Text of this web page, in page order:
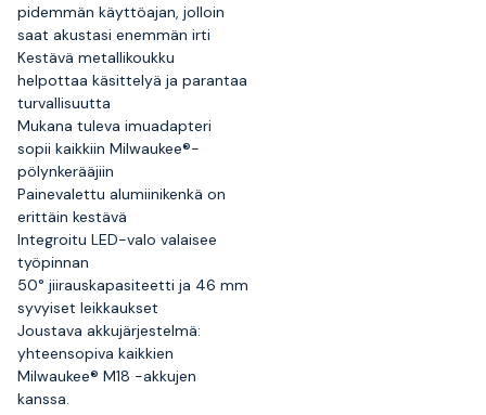
pidemmän käyttöajan, jolloin
saat akustasi enemmän irti
Kestävä metallikoukku
helpottaa käsittelyä ja parantaa
turvallisuutta
Mukana tuleva imuadapteri
sopii kaikkiin Milwaukee®-
pölynkerääjiin
Painevalettu alumiinikenkä on
erittäin kestävä
Integroitu LED-valo valaisee
työpinnan
50° jiirauskapasiteetti ja 46 mm
syvyiset leikkaukset
Joustava akkujärjestelmä:
yhteensopiva kaikkien
Milwaukee® M18 -akkujen
kanssa.